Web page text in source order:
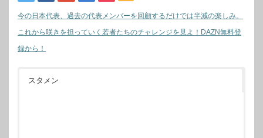
今の日本代表、過去の代表メンバーを回顧するだけでは半減の楽しみ。
これから咲きを担っていく若者たちのチャレンジを見よ！DAZN無料登
録から！
スタメン